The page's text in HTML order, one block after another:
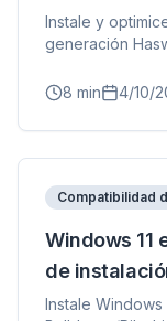
Instale y
generación
8 min 4/10/
Compatibilidad
Windows 11
de
Instale Windows